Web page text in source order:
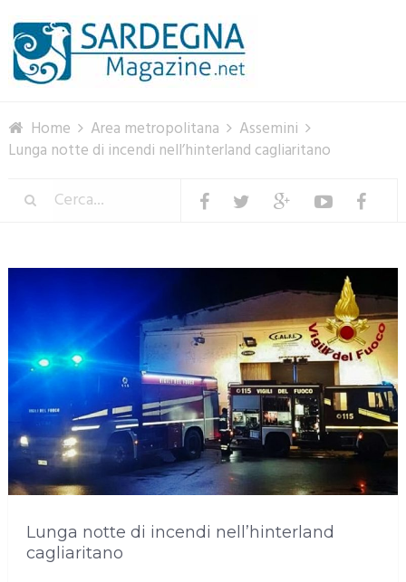
Home Area metropolitana
Assemini
Lunga notte di incendi nell’hinterland cagliaritano
Lunga notte di incendi nell’hinterland
cagliaritano